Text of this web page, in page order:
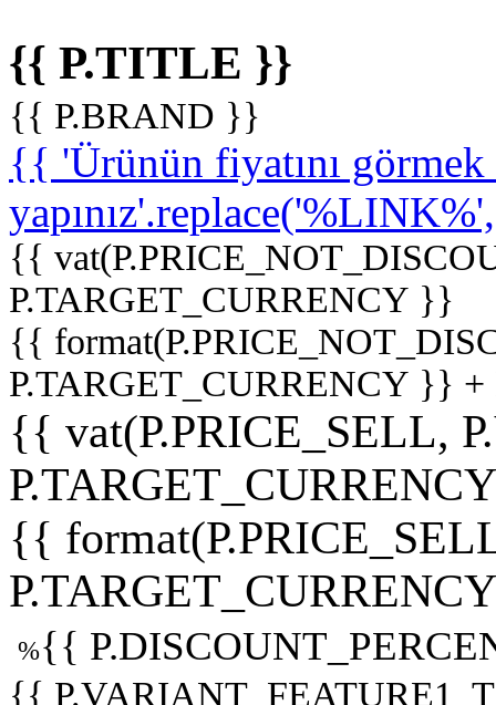
{{ P.TITLE }}
{{ P.BRAND }}
{{ 'Ürünün fiyatını
{{
P.TARGET_CURRENCY }}
{{
P.TARGET_CURRENCY }}
{{ vat(P.PRICE_SELL,
{{
%{{
{{